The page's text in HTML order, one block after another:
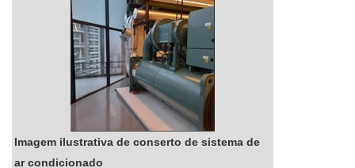
automação em CAG (Cent...
Imagem ilustrativa de conserto de sistema de
ar condicionado